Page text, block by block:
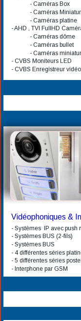
- Caméras Box
- Caméras
- Caméras platine
- AHD , TVI FullHD
- Caméras dôme
- Caméras bullet
- Caméras
- CVBS Moniteurs LED
- CVBS Enregistreur
Vidéophoniques &
- Systèmes  IP avec
- Systèmes BUS (2-fils)
- Systèmes BUS
- 4 différentes séries
- 5 différentes séries
- Interphone par GSM